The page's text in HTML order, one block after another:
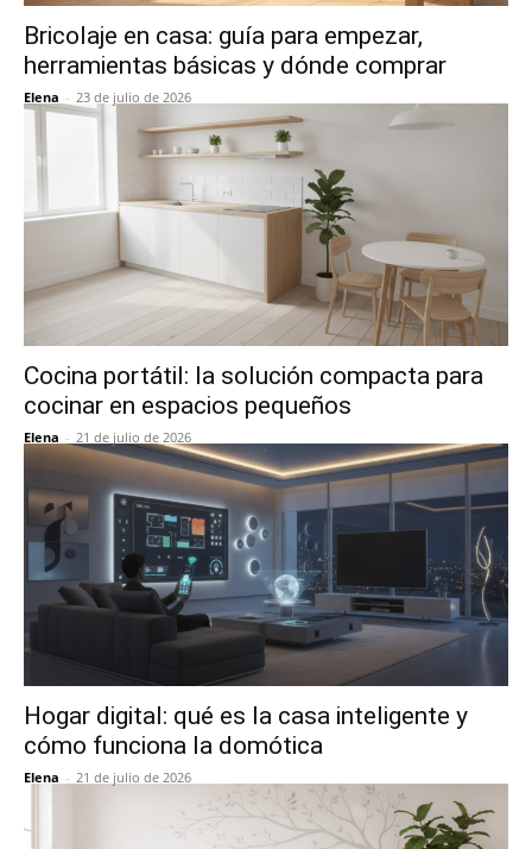
Bricolaje en casa: guía para empezar,
herramientas básicas y dónde comprar
Elena - 23 de julio de 2026
Cocina portátil: la solución compacta para
cocinar en espacios pequeños
Elena - 21 de julio de 2026
Hogar digital: qué es la casa inteligente y
cómo funciona la domótica
Elena - 21 de julio de 2026